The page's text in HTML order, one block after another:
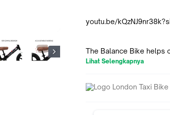
youtu.be/
The Balance Bike helps
safe and fun way,
Note :
Ready Stock sesuai
Lihat Selengkapnya